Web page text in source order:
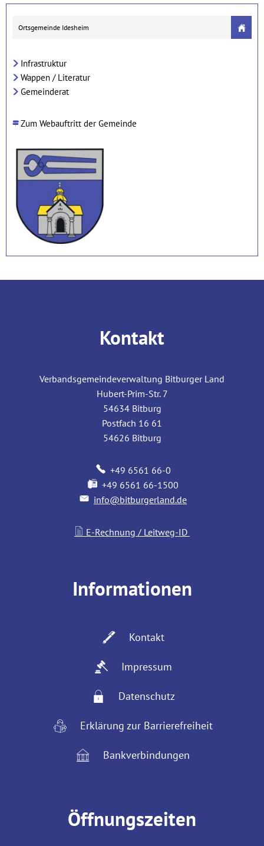
Ortsgemeinde Idesheim
Infrastruktur
Wappen / Literatur
Gemeinderat
Zum Webauftritt der Gemeinde
Kontakt
Verbandsgemeindeverwaltung Bitburger Land
Hubert-Prim-Str. 7
54634 Bitburg
Postfach 16 61
54626 Bitburg
+49 6561 66-0
+49 6561 66-1500
info@bitburgerland.de
E-Rechnung / Leitweg-ID
Informationen
Kontakt
Impressum
Datenschutz
Erklärung zur Barrierefreiheit
Bankverbindungen
Öffnungszeiten